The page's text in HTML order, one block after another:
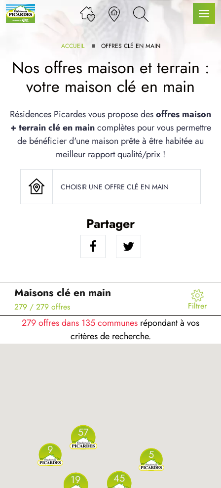
GAMME
SERVICE BDL EXTENSION
ARTICLES
ACCUEIL OFFRES CLÉ EN MAIN
Nos offres maison et terrain :
votre maison clé en main
Résidences Picardes vous propose desoffres maison
+ terrain clé en maincomplètes pour vous permettre
de bénéficier d'une maison prête à être habitée au
meilleur rapport qualité/prix !
CHOISIR UNE OFFRE CLÉ EN MAIN
Partager
Maisons clé en main
279 / 279 offres Filtrer
279 offres dans 135 communes répondant à vos
critères de recherche.
45
19
9
57
5